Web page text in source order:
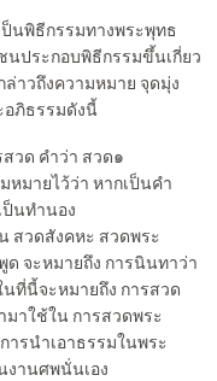
นพิธีกรรมทางพระพุทธ
ประกอบพิธีกรรมขึ้นเกี่ยว
าวถึงความหมาย จุดมุ่ง
อภิธรรมดังนี้
วด คำว่า สวด๑
หมายไว้ว่า หากเป็นคำ
ป็นทำนอง
สวดสังคหะ สวดพระ
ด จะหมายถึง การนินทาว่า
นที่นี้จะหมายถึง การสวด
าใช้ใน การสวดพระ
ารนำเอาธรรมในพระ
งานศพนั่นเอง